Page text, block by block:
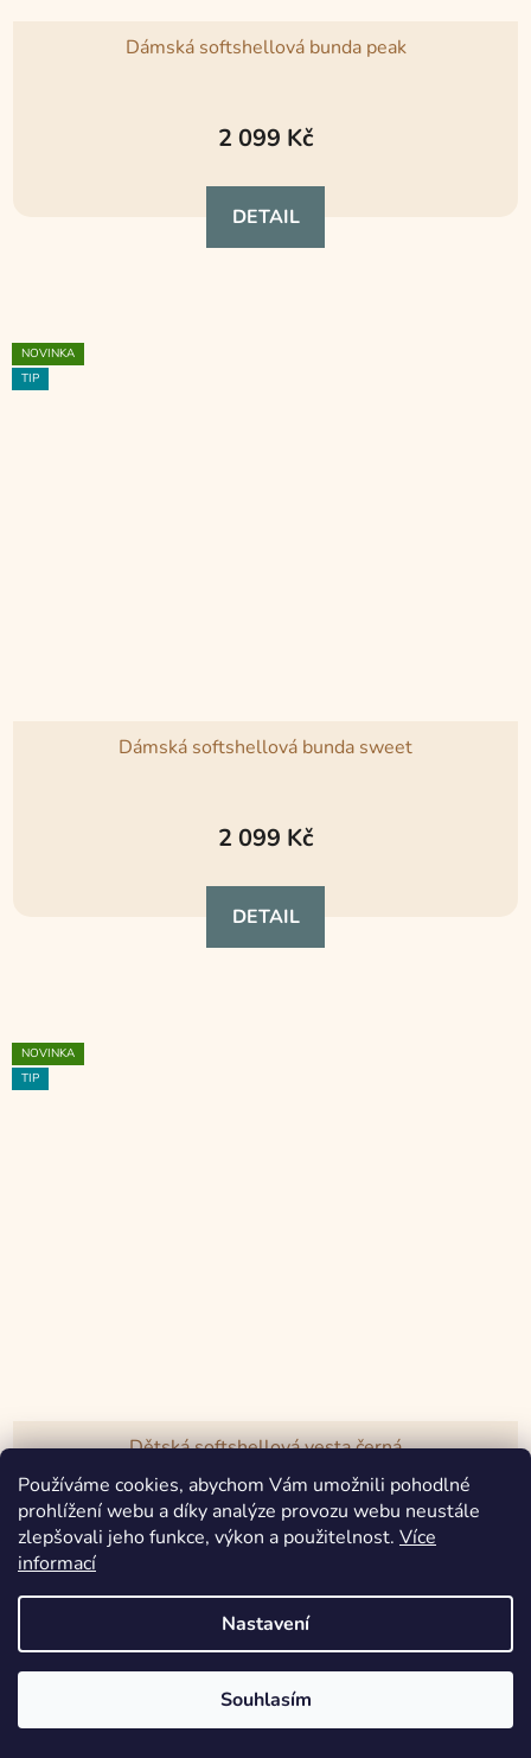
Používáme cookies, abychom Vám umožnili pohodlné
prohlížení webu a díky analýze provozu webu neustále
zlepšovali jeho funkce, výkon a použitelnost. Více
informací
Nastavení
Souhlasím
V srdci Moravy šijeme prémiové oblečení z certifikovaných materiálů
Dámská softshellová bunda peak
2 099 Kč
DETAIL
NOVINKA
TIP
Dámská softshellová bunda sweet
2 099 Kč
DETAIL
NOVINKA
TIP
Dětská softshellová vesta černá
od999 Kč
DETAIL